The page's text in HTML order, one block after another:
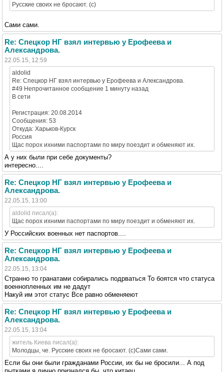
Русские своих не бросают. (с)
Сами сами.
Re: Спецкор НГ взял интервью у Ерофеева и
Александрова.
22.05.15, 12:59
aldolid
Re: Спецкор НГ взял интервью у Ерофеева и Александрова.
#49 Непрочитанное сообщение 1 минуту назад
В сети
Регистрация: 20.08.2014
Сообщения: 53
Откуда: Харьков-Курск
Россия
Щас порох ихними паспортами по миру поездит и обменяют их.
А у них были при себе документы?
интересно....
Re: Спецкор НГ взял интервью у Ерофеева и
Александрова.
22.05.15, 13:00
aldolid писал(а):
Щас порох ихними паспортами по миру поездит и обменяют их.
У Российских военных нет паспортов....
Re: Спецкор НГ взял интервью у Ерофеева и
Александрова.
22.05.15, 13:04
Странно то гранатами собирались подрваться То боятся что статуса
военнопленных им не дадут
Накуй им этот статус Все равно обменяеют
Re: Спецкор НГ взял интервью у Ерофеева и
Александрова.
22.05.15, 13:04
житель Киева писал(а):
Молодцы, че. Русские своих не бросают. (с)Сами сами.
Если бы они были гражданами России, их бы не бросили... А под